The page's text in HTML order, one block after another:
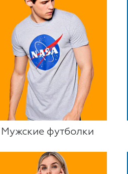
Мужские футболки